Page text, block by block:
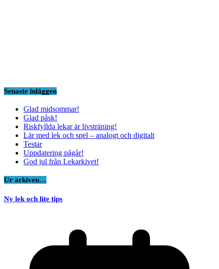
Senaste inläggen
Glad midsommar!
Glad påsk!
Riskfyllda lekar är livsträning!
Lär med lek och spel – analogt och digitalt
Testar
Uppdatering pågår!
God jul från Lekarkivet!
Ur arkiven…
Ny lek och lite tips